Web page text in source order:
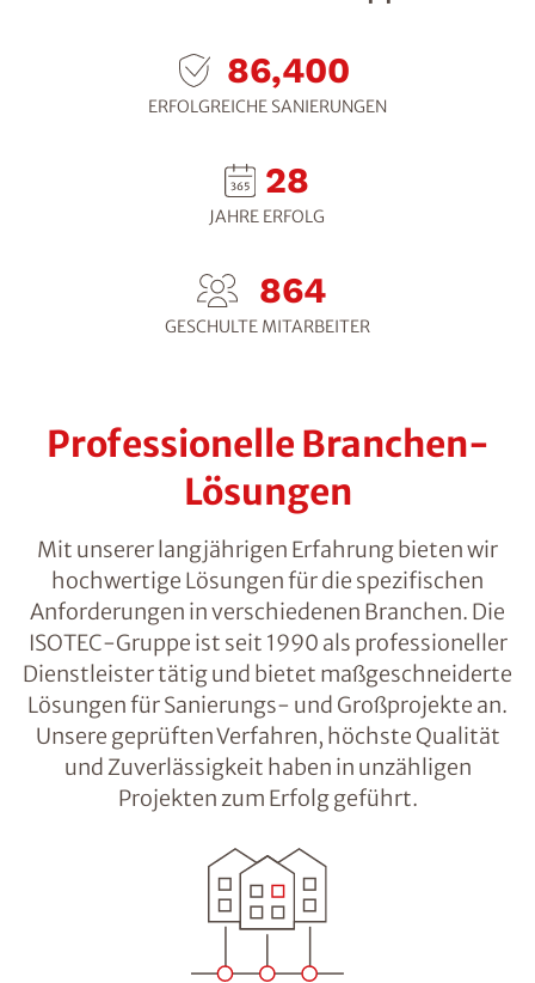
117,600
ERFOLGREICHE SANIERUNGEN
38
JAHRE ERFOLG
1,176
GESCHULTE MITARBEITER
Professionelle Branchen-
Lösungen
Mit unserer langjährigen Erfahrung bieten wir
hochwertige Lösungen für die spezifischen
Anforderungen in verschiedenen Branchen. Die
ISOTEC-Gruppe ist seit 1990 als professioneller
Dienstleister tätig und bietet maßgeschneiderte
Lösungen für Sanierungs- und Großprojekte an.
Unsere geprüften Verfahren, höchste Qualität
und Zuverlässigkeit haben in unzähligen
Projekten zum Erfolg geführt.